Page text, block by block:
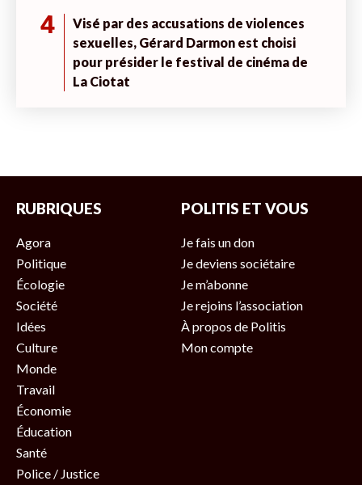
4
Visé par des accusations de violences
sexuelles, Gérard Darmon est choisi
pour présider le festival de cinéma de
La Ciotat
RUBRIQUES
Agora
Politique
Écologie
Société
Idées
Culture
Monde
Travail
Économie
Éducation
Santé
Police / Justice
POLITIS ET VOUS
Je fais un don
Je deviens sociétaire
Je m’abonne
Je rejoins l’association
À propos de Politis
Mon compte